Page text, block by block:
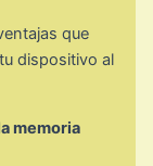
que
dispositivo al
memoria